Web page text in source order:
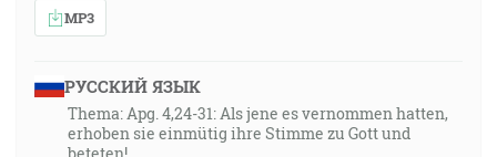
MP3
РУССКИЙ ЯЗЫК
Thema: Apg. 4,24-31: Als jene es vernommen hatten,
erhoben sie einmütig ihre Stimme zu Gott und